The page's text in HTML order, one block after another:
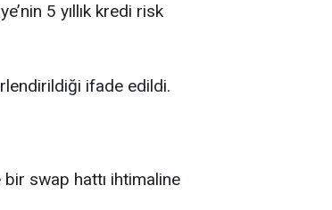
5 yıllık kredi risk
ifade edildi.
swap hattı ihtimaline